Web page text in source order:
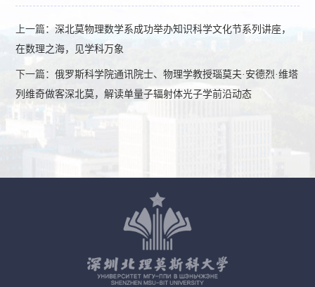
上一篇：深北莫物理数学系成功举办知识科学文化节系列讲座，
在数理之海，见学科万象
下一篇：俄罗斯科学院通讯院士、物理学教授瑙莫夫·安德烈·维塔
列维奇做客深北莫，解读单量子辐射体光子学前沿动态